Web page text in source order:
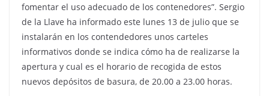
fomentar el uso adecuado de los contenedores”. Sergio
de la Llave ha informado este lunes 13 de julio que se
instalarán en los contendedores unos carteles
informativos donde se indica cómo ha de realizarse la
apertura y cual es el horario de recogida de estos
nuevos depósitos de basura, de 20.00 a 23.00 horas.